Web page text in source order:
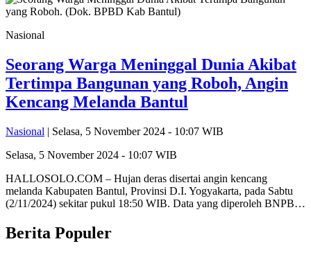
Nasional
Seorang Warga Meninggal Dunia Akibat
Tertimpa Bangunan yang Roboh, Angin
Kencang Melanda Bantul
Nasional | Selasa, 5 November 2024 - 10:07 WIB
Selasa, 5 November 2024 - 10:07 WIB
HALLOSOLO.COM – Hujan deras disertai angin kencang
melanda Kabupaten Bantul, Provinsi D.I. Yogyakarta, pada Sabtu
(2/11/2024) sekitar pukul 18:50 WIB. Data yang diperoleh BNPB…
Berita Populer